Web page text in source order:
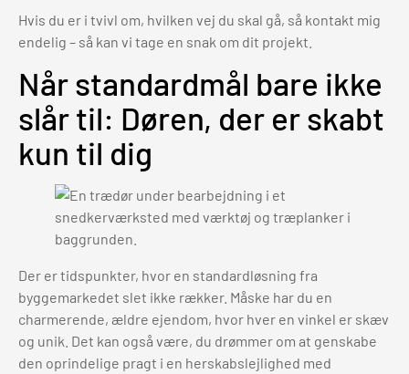
Hvis du er i tvivl om, hvilken vej du skal gå, så kontakt mig
endelig – så kan vi tage en snak om dit projekt.
Når standardmål bare ikke
slår til: Døren, der er skabt
kun til dig
Der er tidspunkter, hvor en standardløsning fra
byggemarkedet slet ikke rækker. Måske har du en
charmerende, ældre ejendom, hvor hver en vinkel er skæv
og unik. Det kan også være, du drømmer om at genskabe
den oprindelige pragt i en herskabslejlighed med